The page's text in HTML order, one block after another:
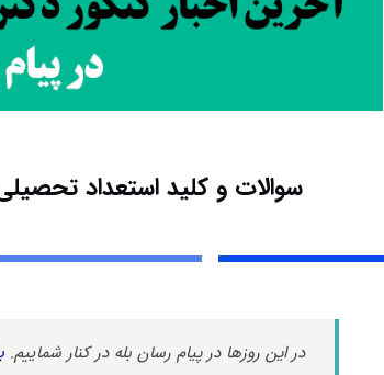
سوالات و کلید استعداد تحصیلی
در این روزها در پیام رسان بله در کنار شماییم.